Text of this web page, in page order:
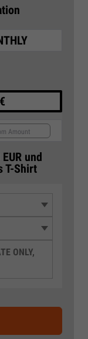
und
T-Shirt
ONLY,